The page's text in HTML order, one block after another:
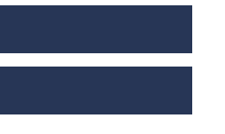
Jules Verne -